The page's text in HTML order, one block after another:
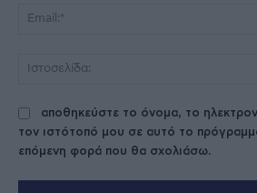
αποθηκεύστε το όνομα, το
τον ιστότοπό μου σε αυτό το
επόμενη φορά που θα σχολιάσω.